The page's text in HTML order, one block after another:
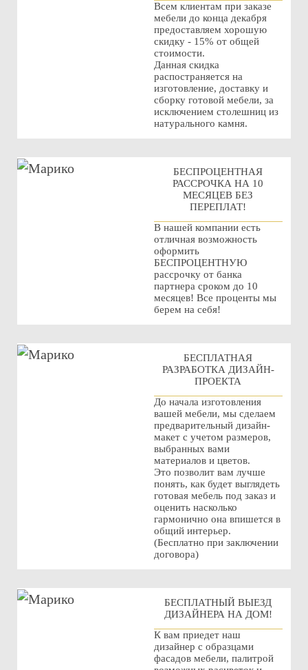
Всем клиентам при заказе
мебели до конца декабря
предоставляем хорошую
скидку - 15% от общей
стоимости.
Данная скидка
распостраняется на
изготовление, доставку и
сборку готовой мебели, за
исключением столешниц из
натурального камня.
БЕСПРОЦЕНТНАЯ
РАССРОЧКА НА 10
МЕСЯЦЕВ БЕЗ
ПЕРЕПЛАТ!
В нашей компании есть
отличная возможность
оформить
БЕСПРОЦЕНТНУЮ
рассрочку от банка
партнера сроком до 10
месяцев! Все проценты мы
берем на себя!
БЕСПЛАТНАЯ
РАЗРАБОТКА ДИЗАЙН-
ПРОЕКТА
До начала изготовления
вашей мебели, мы сделаем
предварительный дизайн-
макет с учетом размеров,
выбранных вами
материалов и цветов.
Это позволит вам лучше
понять, как будет выглядеть
готовая мебель под заказ и
оценить насколько
гармонично она впишется в
общий интерьер.
(Бесплатно при заключении
договора)
БЕСПЛАТНЫЙ ВЫЕЗД
ДИЗАЙНЕРА НА ДОМ!
К вам приедет наш
дизайнер с образцами
фасадов мебели, палитрой